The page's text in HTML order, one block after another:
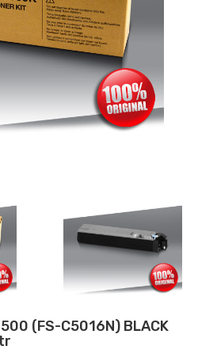
(FS-C5016N) BLACK